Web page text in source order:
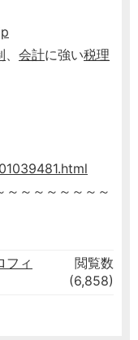
、 会計に強い税理
～～～～～～～～
フィ
閲覧数
(6,858)